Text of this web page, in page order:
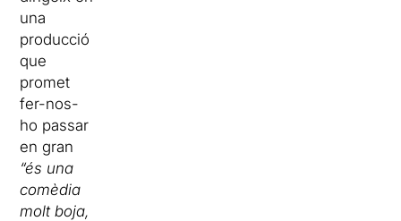
una
producció
que
promet
fer-nos-
ho passar
en gran
“és una
comèdia
molt boja,